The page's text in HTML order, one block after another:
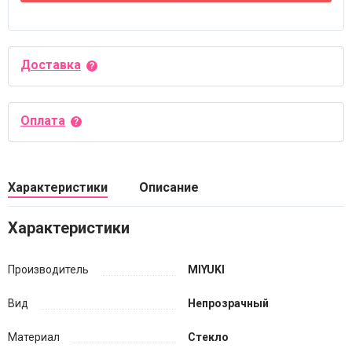
Доставка
Оплата
Характеристики Описание
Характеристики
Производитель MIYUKI
Вид Непрозрачный
Материал Стекло